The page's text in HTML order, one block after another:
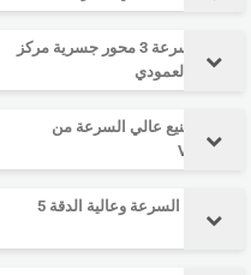
عالية السرعة 3 محور جسرية مركز
التصنيع العمودي
مركز تصنيع عالي السرعة من
سلسلة V
آلة عالية السرعة وعالية الدقة 5
محاور